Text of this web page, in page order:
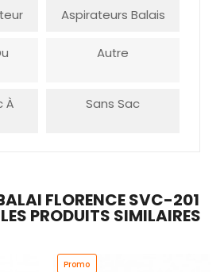
Aspirateurs Balais
Autre
À
Sans Sac
FLORENCE SVC-201
PRODUITS SIMILAIRES
Promo